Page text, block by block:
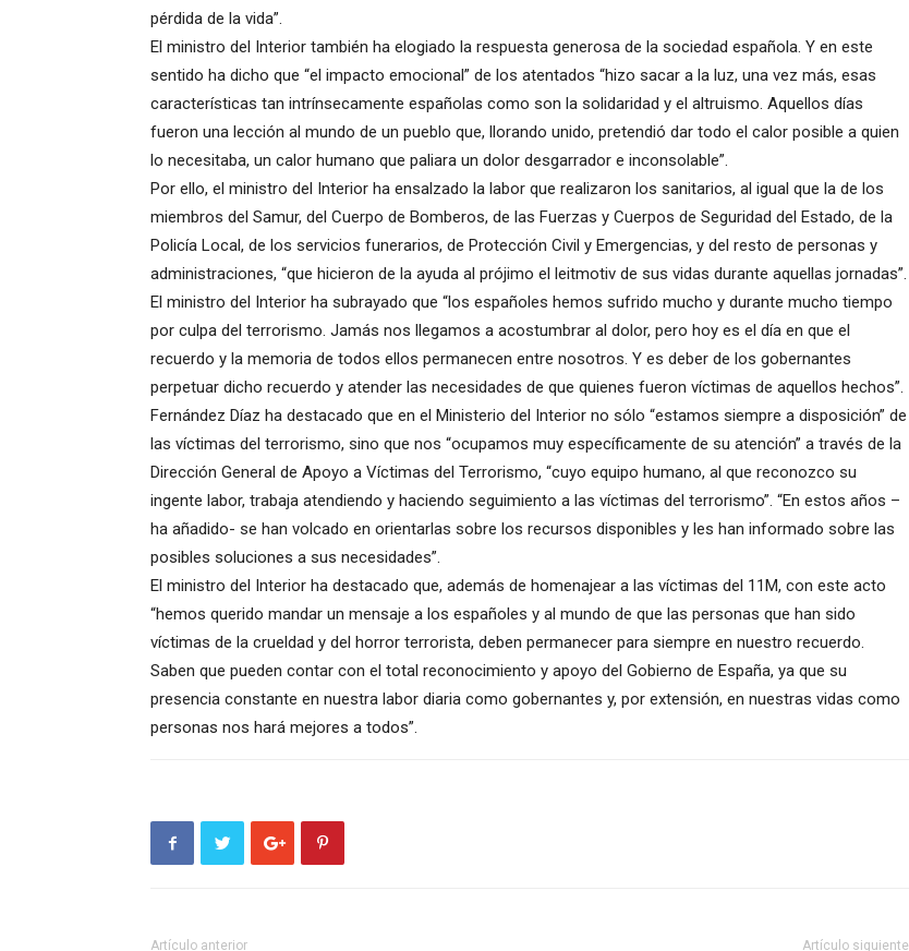
pérdida de la vida”.
El ministro del Interior también ha elogiado la respuesta generosa de la sociedad española. Y en este
sentido ha dicho que “el impacto emocional” de los atentados “hizo sacar a la luz, una vez más, esas
características tan intrínsecamente españolas como son la solidaridad y el altruismo. Aquellos días
fueron una lección al mundo de un pueblo que, llorando unido, pretendió dar todo el calor posible a quien
lo necesitaba, un calor humano que paliara un dolor desgarrador e inconsolable”.
Por ello, el ministro del Interior ha ensalzado la labor que realizaron los sanitarios, al igual que la de los
miembros del Samur, del Cuerpo de Bomberos, de las Fuerzas y Cuerpos de Seguridad del Estado, de la
Policía Local, de los servicios funerarios, de Protección Civil y Emergencias, y del resto de personas y
administraciones, “que hicieron de la ayuda al prójimo el leitmotiv de sus vidas durante aquellas jornadas”.
El ministro del Interior ha subrayado que “los españoles hemos sufrido mucho y durante mucho tiempo
por culpa del terrorismo. Jamás nos llegamos a acostumbrar al dolor, pero hoy es el día en que el
recuerdo y la memoria de todos ellos permanecen entre nosotros. Y es deber de los gobernantes
perpetuar dicho recuerdo y atender las necesidades de que quienes fueron víctimas de aquellos hechos”.
Fernández Díaz ha destacado que en el Ministerio del Interior no sólo “estamos siempre a disposición” de
las víctimas del terrorismo, sino que nos “ocupamos muy específicamente de su atención” a través de la
Dirección General de Apoyo a Víctimas del Terrorismo, “cuyo equipo humano, al que reconozco su
ingente labor, trabaja atendiendo y haciendo seguimiento a las víctimas del terrorismo”. “En estos años –
ha añadido- se han volcado en orientarlas sobre los recursos disponibles y les han informado sobre las
posibles soluciones a sus necesidades”.
El ministro del Interior ha destacado que, además de homenajear a las víctimas del 11M, con este acto
“hemos querido mandar un mensaje a los españoles y al mundo de que las personas que han sido
víctimas de la crueldad y del horror terrorista, deben permanecer para siempre en nuestro recuerdo.
Saben que pueden contar con el total reconocimiento y apoyo del Gobierno de España, ya que su
presencia constante en nuestra labor diaria como gobernantes y, por extensión, en nuestras vidas como
personas nos hará mejores a todos”.
Artículo anterior Artículo siguiente